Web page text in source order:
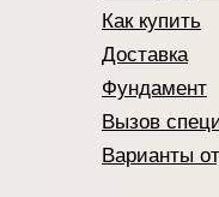
Как купить
Доставка
Фундамент
Вызов
Варианты